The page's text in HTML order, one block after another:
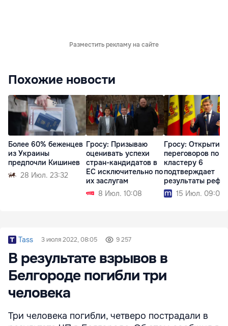
Разместить рекламу на сайте
Похожие новости
Более 60% беженцев
из Украины
предпочли Кишинев
28 Июл. 23:32
Гросу: Призываю
оценивать успехи
стран-кандидатов в
ЕС исключительно по
их заслугам
8 Июл. 10:08
Гросу: Открытие
переговоров по
кластеру 6
подтверждает
результаты
15 Июл. 09:08
Tass 3 июля 2022, 08:05 9 257
В результате взрывов в
Белгороде погибли три
человека
Три человека погибли, четверо пострадали в